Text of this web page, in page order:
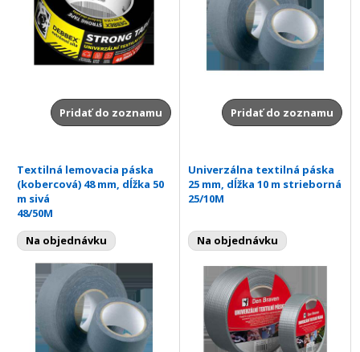
Pridať do zoznamu Pridať do zoznamu
Textilná lemovacia páska
(kobercová) 48 mm, dĺžka 50
m sivá
48/50M
Na objednávku
Univerzálna textilná páska
25 mm, dĺžka 10 m strieborná
25/10M
Na objednávku